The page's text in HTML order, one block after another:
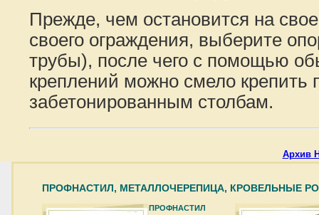
Прежде, чем остановится на
своего ограждения, выберите
трубы), после чего с помощью
креплений можно смело крепить
забетонированным столбам.
Архив
ПРОФНАСТИЛ, МЕТАЛЛОЧЕРЕПИЦА, КРОВЕЛЬНЫЕ
ПРОФНАСТИЛ